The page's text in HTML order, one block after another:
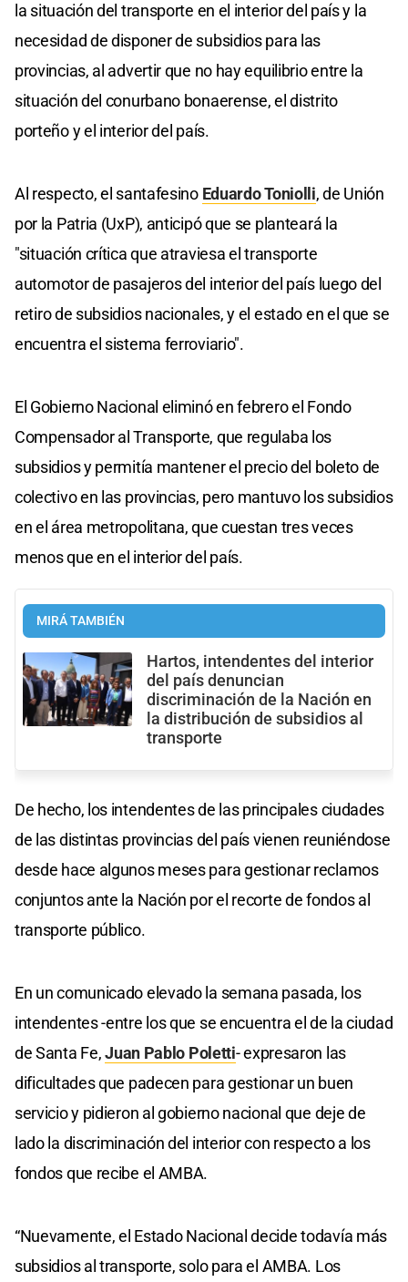
la situación del transporte en el interior del país y la
necesidad de disponer de subsidios para las
provincias, al advertir que no hay equilibrio entre la
situación del conurbano bonaerense, el distrito
porteño y el interior del país.
Al respecto, el santafesino Eduardo Toniolli, de Unión
por la Patria (UxP), anticipó que se planteará la
"situación crítica que atraviesa el transporte
automotor de pasajeros del interior del país luego del
retiro de subsidios nacionales, y el estado en el que se
encuentra el sistema ferroviario".
El Gobierno Nacional eliminó en febrero el Fondo
Compensador al Transporte, que regulaba los
subsidios y permitía mantener el precio del boleto de
colectivo en las provincias, pero mantuvo los subsidios
en el área metropolitana, que cuestan tres veces
menos que en el interior del país.
MIRÁ TAMBIÉN
Hartos, intendentes del interior
del país denuncian
discriminación de la Nación en
la distribución de subsidios al
transporte
De hecho, los intendentes de las principales ciudades
de las distintas provincias del país vienen reuniéndose
desde hace algunos meses para gestionar reclamos
conjuntos ante la Nación por el recorte de fondos al
transporte público.
En un comunicado elevado la semana pasada, los
intendentes -entre los que se encuentra el de la ciudad
de Santa Fe,Juan Pablo Poletti- expresaron las
dificultades que padecen para gestionar un buen
servicio y pidieron al gobierno nacional que deje de
lado la discriminación del interior con respecto a los
fondos que recibe el AMBA.
“Nuevamente, el Estado Nacional decide todavía más
subsidios al transporte, solo para el AMBA. Los